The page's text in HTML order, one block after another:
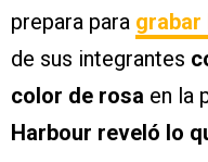
prepara para grabar
de sus integrantes
color de rosa en la
Harbour reveló lo